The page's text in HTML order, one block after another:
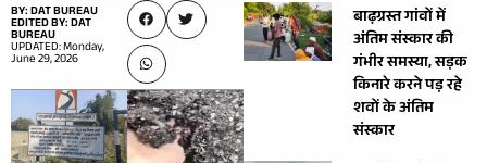
BY: DAT BUREAU
EDITED BY: DAT
BUREAU
UPDATED: Monday,
June 29, 2026
बाढ़ग्रस्त गांवों में
अंतिम संस्कार की
गंभीर समस्या, सड़क
किनारे करने पड़ रहे
शवों के अंतिम
संस्कार